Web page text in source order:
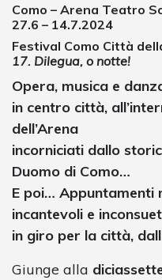
Como – Arena Teatro
27.6 – 14.7.2024
Festival Como Città
17. Dilegua, o notte!
Opera, musica e
in centro città,
dell’Arena
incorniciati dallo
Duomo di Como…
E poi… Appuntamenti
incantevoli e
in giro per la città,
Giunge alla